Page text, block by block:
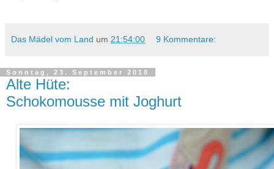
Das Mädel vom Land um 21:54:00 9 Kommentare:
Sonntag, 23. September 2018
Alte Hüte:
Schokomousse mit Joghurt